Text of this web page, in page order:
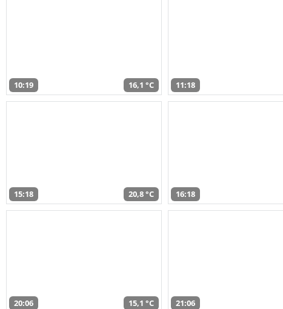
10:19 16,1 °C 11:18
15:18 20,8 °C 16:18
20:06 15,1 °C 21:06